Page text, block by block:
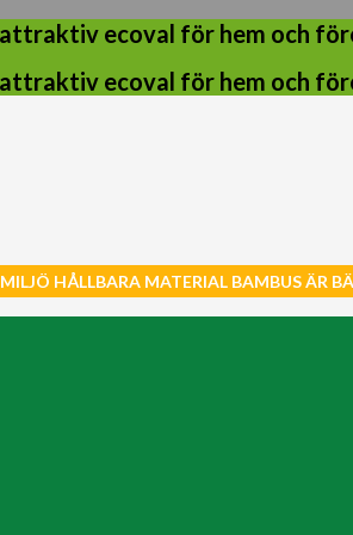
ecoval för hem och
ecoval för hem och
HÅLLBARA MATERIAL BAMBUS ÄR